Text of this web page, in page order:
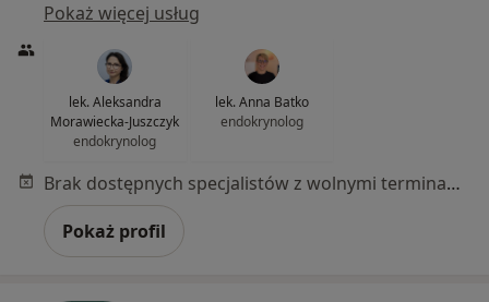
Pokaż więcej usług
lek. Aleksandra
Morawiecka-Juszczyk
endokrynolog
lek. Anna Batko
endokrynolog
Brak dostępnych specjalistów z wolnymi terminami w tym centrum medycznym.
Pokaż profil